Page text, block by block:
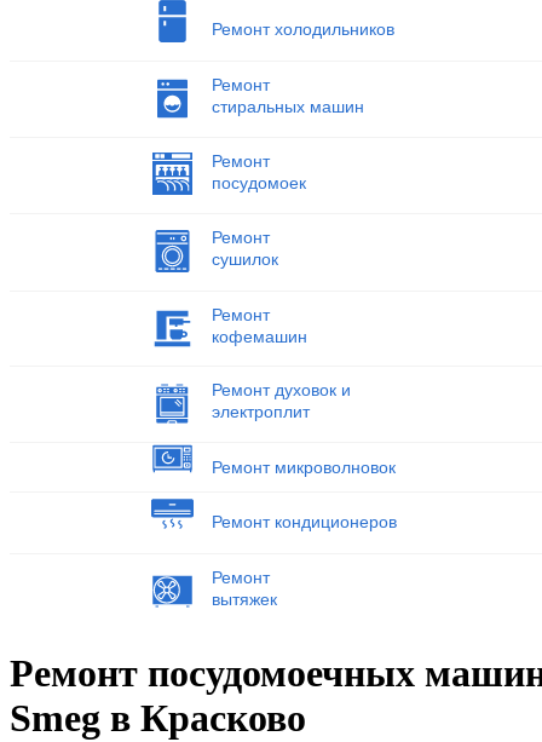
Ремонт холодильников
Ремонт
стиральных машин
Ремонт
посудомоек
Ремонт
сушилок
Ремонт
кофемашин
Ремонт духовок и
электроплит
Ремонт микроволновок
Ремонт кондиционеров
Ремонт
вытяжек
Ремонт посудомоечных
Smeg в Красково